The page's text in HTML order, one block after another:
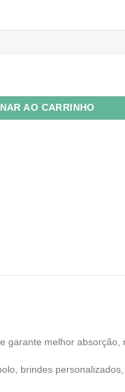
c/ 20 Fls quantidade
AO CARRINHO
garante melhor absorção,
brindes